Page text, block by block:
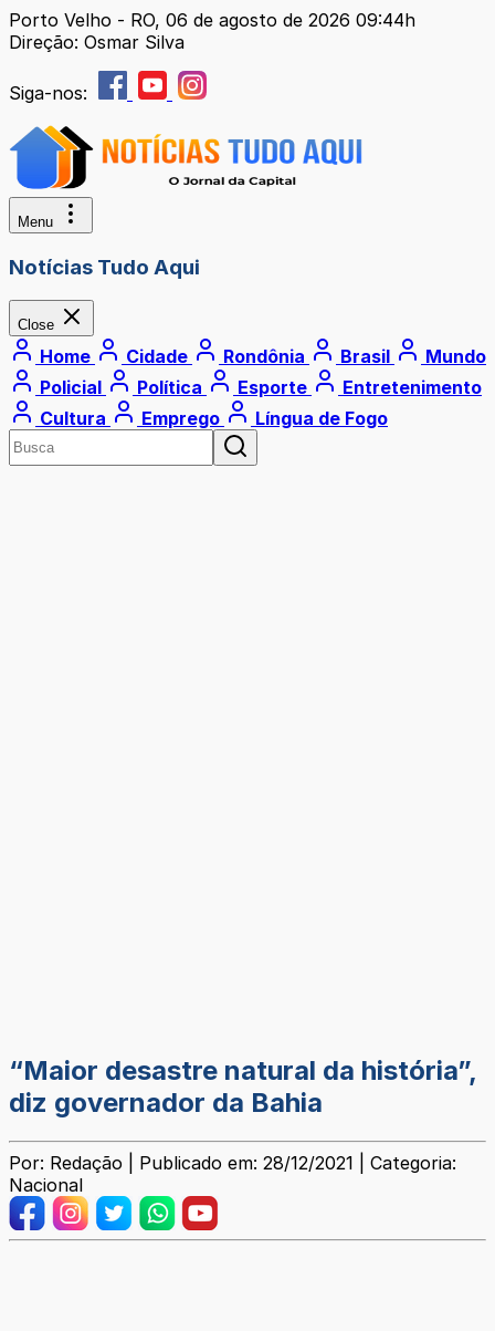
Porto Velho - RO, 06 de agosto de 2026 09:44h
Direção: Osmar Silva
Siga-nos:
Menu
Notícias Tudo Aqui
Close
Home Cidade Rondônia Brasil
Mundo
Policial
Política Esporte
Entretenimento
Cultura
Emprego Língua de Fogo
“Maior desastre natural da história”,
diz governador da Bahia
Por: Redação | Publicado em: 28/12/2021 | Categoria:
Nacional